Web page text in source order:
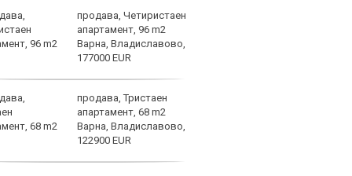
продава, Четиристаен
апартамент, 96 m2
Варна, Владиславово,
177000 EUR
продава, Тристаен
апартамент, 68 m2
Варна, Владиславово,
122900 EUR